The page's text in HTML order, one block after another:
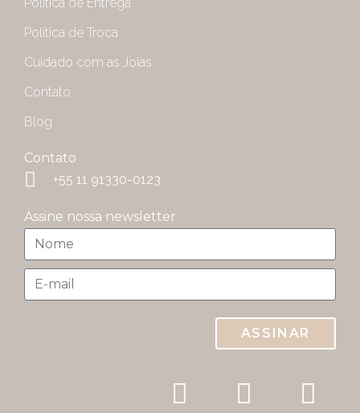
Política de Entrega
Política de Troca
Cuidado com as Joias
Contato
Blog
Contato
+55 11 91330-0123
Assine nossa newsletter
ASSINAR